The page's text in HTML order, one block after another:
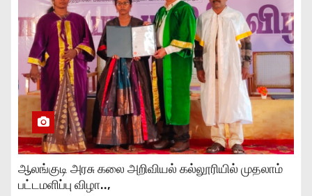
ஆலங்குடி அரசு கலை அறிவியல் கல்லூரியில் முதலாம்
பட்டமளிப்பு விழா..,